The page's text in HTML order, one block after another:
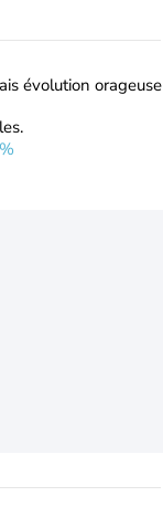
évolution orageuse